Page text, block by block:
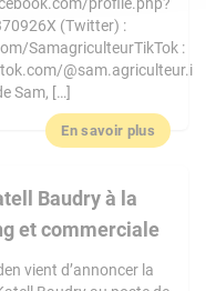
(Twitter) :
SamagriculteurTikTok :
@sam.agriculteur.i
Sam, […]
En savoir plus
Baudry à la
et commerciale
vient d’annoncer la